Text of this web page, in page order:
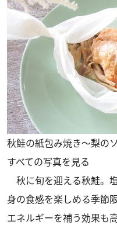
秋鮭の紙包み焼き～梨のソ
すべての写真を見る
秋に旬を迎える秋鮭。
身の食感を楽しめる季節
エネルギーを補う効果も